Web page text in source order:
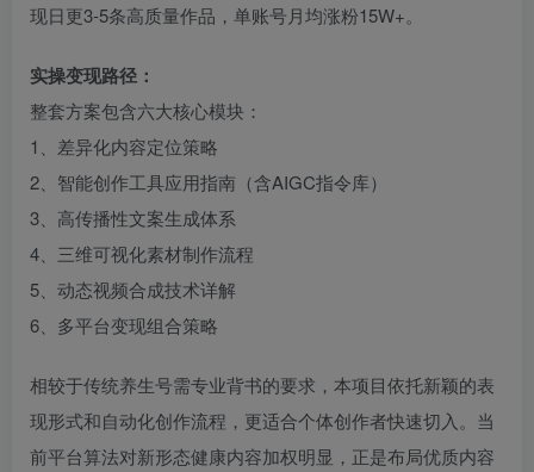
现日更3-5条高质量作品，单账号月均涨粉15W+。
实操变现路径：
整套方案包含六大核心模块：
1、差异化内容定位策略
2、智能创作工具应用指南（含AIGC指令库）
3、高传播性文案生成体系
4、三维可视化素材制作流程
5、动态视频合成技术详解
6、多平台变现组合策略
相较于传统养生号需专业背书的要求，本项目依托新颖的表
现形式和自动化创作流程，更适合个体创作者快速切入。当
前平台算法对新形态健康内容加权明显，正是布局优质内容